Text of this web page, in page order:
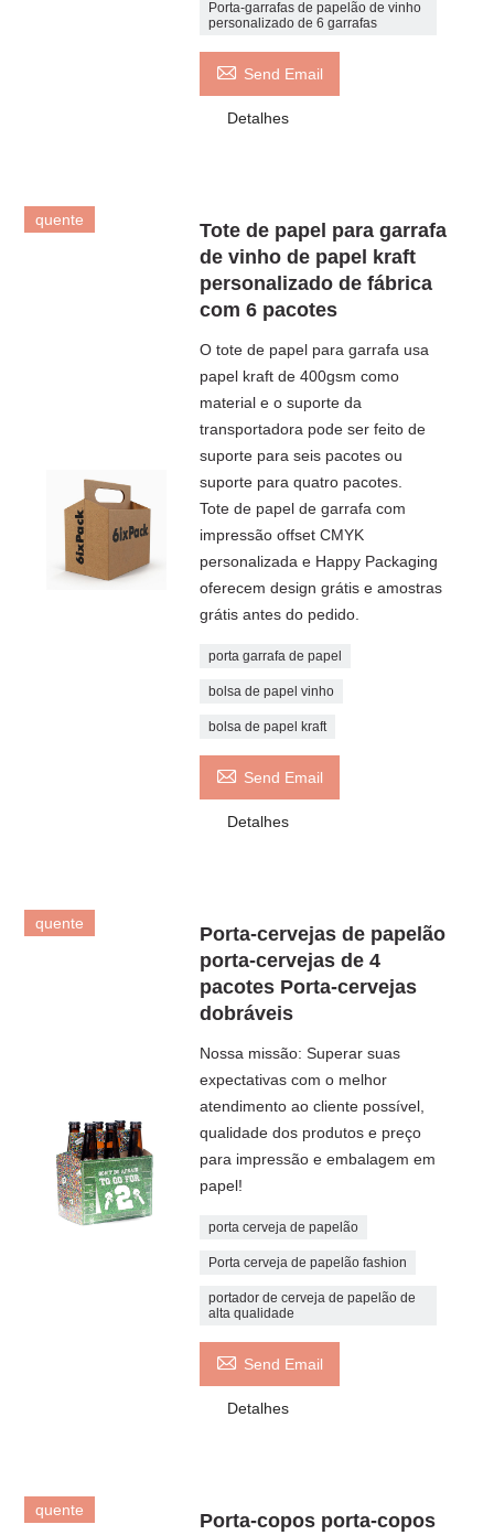
Porta-garrafas de papelão de vinho
personalizado de 6 garrafas
 Send Email
Detalhes
quente
Tote de papel para garrafa
de vinho de papel kraft
personalizado de fábrica
com 6 pacotes
O tote de papel para garrafa usa
papel kraft de 400gsm como
material e o suporte da
transportadora pode ser feito de
suporte para seis pacotes ou
suporte para quatro pacotes.
Tote de papel de garrafa com
impressão offset CMYK
personalizada e Happy Packaging
oferecem design grátis e amostras
grátis antes do pedido.
porta garrafa de papel
bolsa de papel vinho
bolsa de papel kraft
 Send Email
Detalhes
quente
Porta-cervejas de papelão
porta-cervejas de 4
pacotes Porta-cervejas
dobráveis
Nossa missão: Superar suas
expectativas com o melhor
atendimento ao cliente possível,
qualidade dos produtos e preço
para impressão e embalagem em
papel!
porta cerveja de papelão
Porta cerveja de papelão fashion
portador de cerveja de papelão de
alta qualidade
 Send Email
Detalhes
quente Porta-copos porta-copos